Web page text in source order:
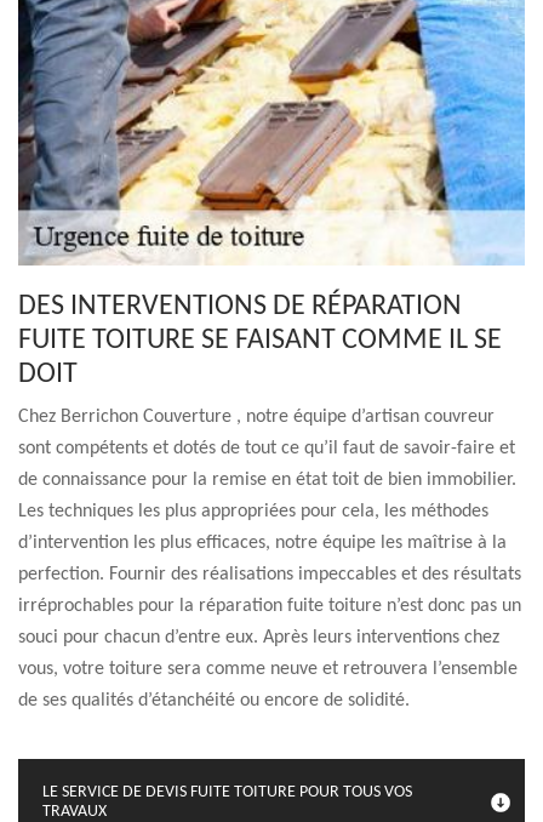
DES INTERVENTIONS DE RÉPARATION
FUITE TOITURE SE FAISANT COMME IL SE
DOIT
Chez Berrichon Couverture , notre équipe d’artisan couvreur
sont compétents et dotés de tout ce qu’il faut de savoir-faire et
de connaissance pour la remise en état toit de bien immobilier.
Les techniques les plus appropriées pour cela, les méthodes
d’intervention les plus efficaces, notre équipe les maîtrise à la
perfection. Fournir des réalisations impeccables et des résultats
irréprochables pour la réparation fuite toiture n’est donc pas un
souci pour chacun d’entre eux. Après leurs interventions chez
vous, votre toiture sera comme neuve et retrouvera l’ensemble
de ses qualités d’étanchéité ou encore de solidité.
LE SERVICE DE DEVIS FUITE TOITURE POUR TOUS VOS
TRAVAUX